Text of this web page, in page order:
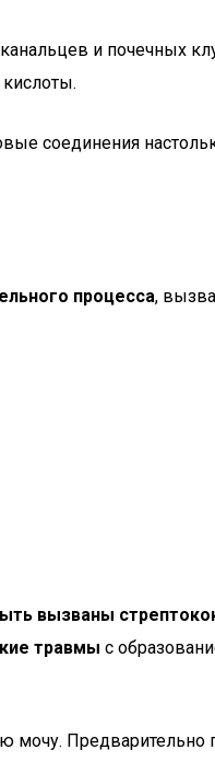
и почечных
соединения
процесса,
вызваны
травмы с
мочу.